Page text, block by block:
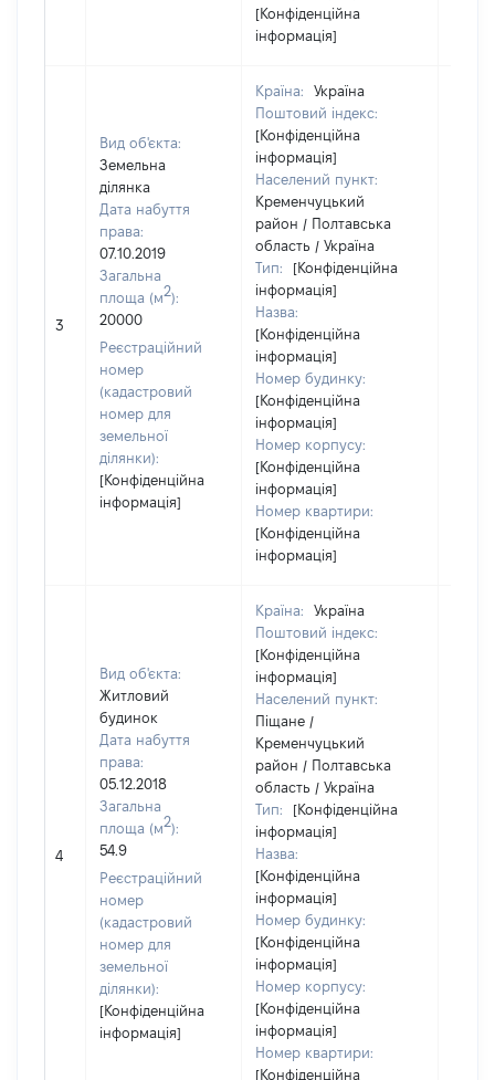
[Конфіденційна
інформація]
3
Вид об'єкта:
Земельна
ділянка
Дата набуття
права:
07.10.2019
Загальна
площа (м2):
20000
Реєстраційний
номер
(кадастровий
номер для
земельної
ділянки):
[Конфіденційна
інформація]
Країна:
Україна
Поштовий індекс:
[Конфіденційна
інформація]
Населений пункт:
Кременчуцький
район / Полтавська
область / Україна
Тип:
[Конфіденційна
інформація]
Назва:
[Конфіденційна
інформація]
Номер будинку:
[Конфіденційна
інформація]
Номер корпусу:
[Конфіденційна
інформація]
Номер квартири:
[Конфіденційна
інформація]
4
Вид об'єкта:
Житловий
будинок
Дата набуття
права:
05.12.2018
Загальна
площа (м2):
54.9
Реєстраційний
номер
(кадастровий
номер для
земельної
ділянки):
[Конфіденційна
інформація]
Країна:
Україна
Поштовий індекс:
[Конфіденційна
інформація]
Населений пункт:
Піщане /
Кременчуцький
район / Полтавська
область / Україна
Тип:
[Конфіденційна
інформація]
Назва:
[Конфіденційна
інформація]
Номер будинку:
[Конфіденційна
інформація]
Номер корпусу:
[Конфіденційна
інформація]
Номер квартири:
[Конфіденційна